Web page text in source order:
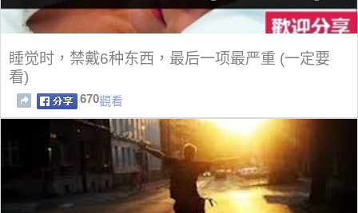
睡觉时，禁戴6种东西，最后一项最严重 (一定要
看)
670觀看